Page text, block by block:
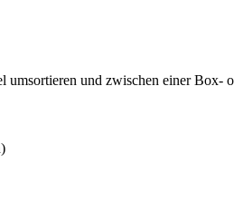
und zwischen einer Box-